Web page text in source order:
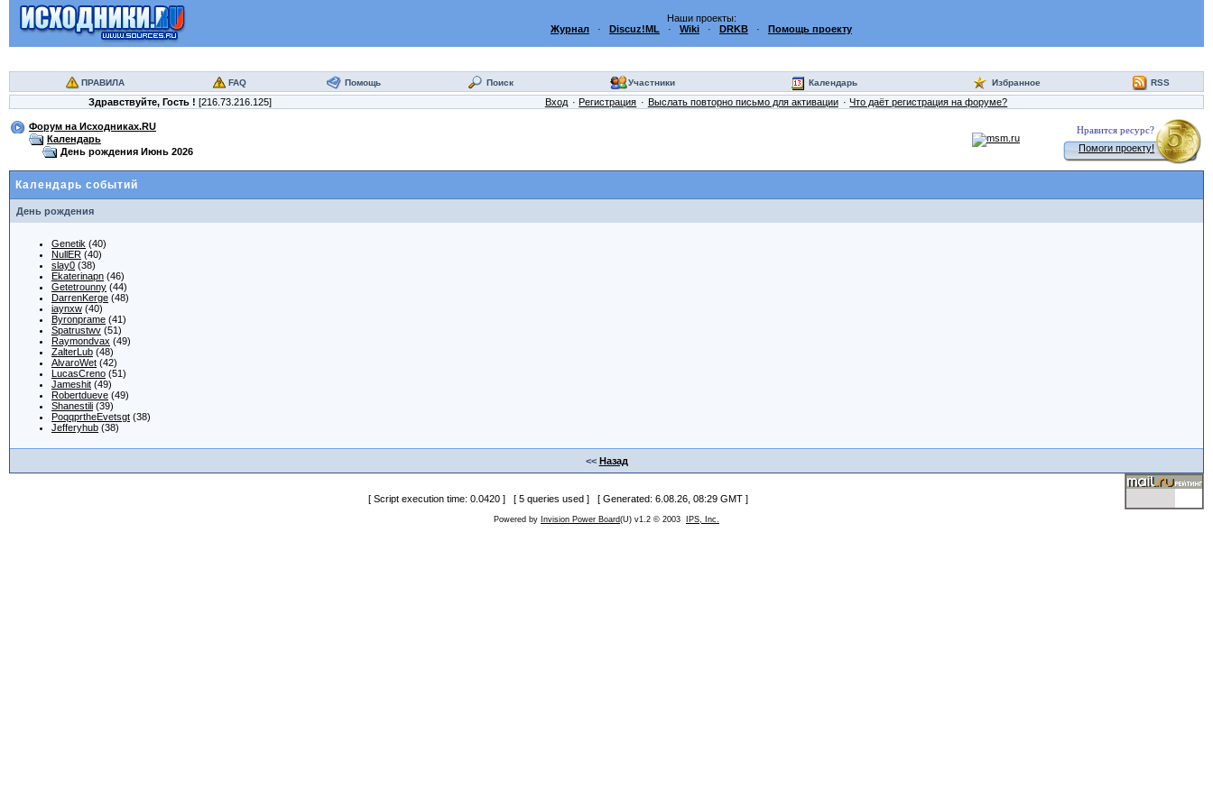
Наши проекты:
Журнал · Discuz!ML · Wiki · DRKB · Помощь проекту
ПРАВИЛА FAQ Помощь Поиск Участники Календарь Избранное RSS
Здравствуйте, Гость! [216.73.216.125] Вход Регистрация Выслать повторно письмо для активации Что даёт регистрация на форуме?
Форум на Исходниках.RU
Календарь
День рождения Июнь 2026
Нравится ресурс?
Помоги проекту!
Календарь событий
День рождения
Genetik (40)
NullER (40)
slay0 (38)
Ekaterinapn (46)
Getetrounny (44)
DarrenKerge (48)
iaynxw (40)
Byronprame (41)
Spatrustwv (51)
Raymondvax (49)
ZalterLub (48)
AlvaroWet (42)
LucasCreno (51)
Jameshit (49)
Robertdueve (49)
Shanestili (39)
PoqqprtheEvetsgt (38)
Jefferyhub (38)
<< Назад
[ Script execution time: 0.0420 ] [ 5 queries used ] [ Generated: 6.08.26, 08:29 GMT ]
Powered by Invision Power Board(U) v1.2 © 2003 IPS, Inc.